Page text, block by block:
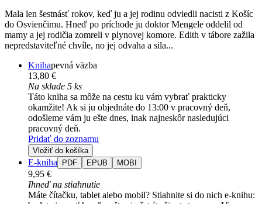
Mala len šestnásť rokov, keď ju a jej rodinu odviedli nacisti z Košíc
do Osvienčimu. Hneď po príchode ju doktor Mengele oddelil od
mamy a jej rodičia zomreli v plynovej komore. Edith v tábore zažila
nepredstaviteľné chvíle, no jej odvaha a sila...
Knihapevná väzba
13,80 €
Na sklade 5 ks
Táto kniha sa môže na cestu ku vám vybrať prakticky
okamžite! Ak si ju objednáte do 13:00 v pracovný deň,
odošleme vám ju ešte dnes, inak najneskôr nasledujúci
pracovný deň.
Pridať do zoznamu
Vložiť do košíka
E-kniha PDF EPUB MOBI
9,95 €
Ihneď na stiahnutie
Máte čítačku, tablet alebo mobil? Stiahnite si do nich e-knihu: